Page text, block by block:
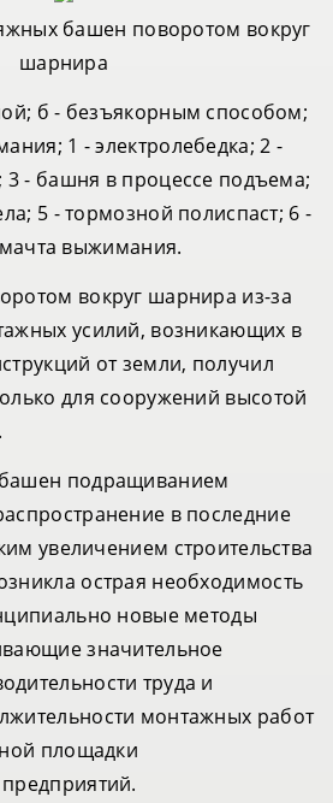
башен поворотом вокруг
шарнира
б - безъякорным способом;
1 - электролебедка; 2 -
3 - башня в процессе подъема;
5 - тормозной полиспаст; 6 -
мачта выжимания.
вокруг шарнира из-за
усилий, возникающих в
от земли, получил
для сооружений высотой
подращиванием
в последние
увеличением строительства
острая необходимость
новые методы
значительное
труда и
монтажных работ
площадки